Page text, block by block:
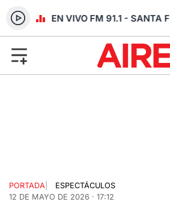
RADIO EN VIVO FM 91.1 - SANTA FE
PORTADA
ESPECTÁCULOS
12 DE MAYO DE 2026 · 17:12